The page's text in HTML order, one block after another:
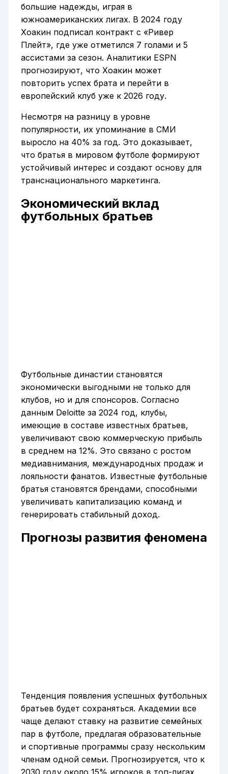
большие надежды, играя в
южноамериканских лигах. В 2024 году
Хоакин подписал контракт с «Ривер
Плейт», где уже отметился 7 голами и 5
ассистами за сезон. Аналитики ESPN
прогнозируют, что Хоакин может
повторить успех брата и перейти в
европейский клуб уже к 2026 году.
Несмотря на разницу в уровне
популярности, их упоминание в СМИ
выросло на 40% за год. Это доказывает,
что братья в мировом футболе формируют
устойчивый интерес и создают основу для
транснационального маркетинга.
Экономический вклад
футбольных братьев
Футбольные династии становятся
экономически выгодными не только для
клубов, но и для спонсоров. Согласно
данным Deloitte за 2024 год, клубы,
имеющие в составе известных братьев,
увеличивают свою коммерческую прибыль
в среднем на 12%. Это связано с ростом
медиавнимания, международных продаж и
лояльности фанатов. Известные футбольные
братья становятся брендами, способными
увеличивать капитализацию команд и
генерировать стабильный доход.
Прогнозы развития феномена
Тенденция появления успешных футбольных
братьев будет сохраняться. Академии все
чаще делают ставку на развитие семейных
пар в футболе, предлагая образовательные
и спортивные программы сразу нескольким
членам одной семьи. Прогнозируется, что к
2030 году около 15% игроков в топ-лигах